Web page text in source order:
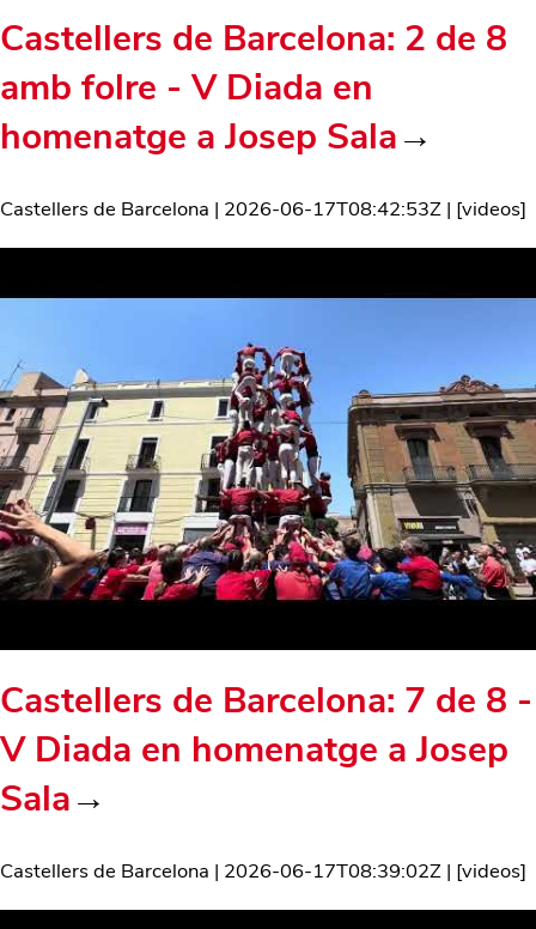
Castellers de Barcelona: 2 de 8
amb folre - V Diada en
homenatge a Josep Sala→
Castellers de Barcelona | 2026-06-17T08:42:53Z | [videos]
Castellers de Barcelona: 7 de 8 -
V Diada en homenatge a Josep
Sala→
Castellers de Barcelona | 2026-06-17T08:39:02Z | [videos]